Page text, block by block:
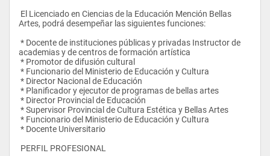
Artes, podrá desempeñar las siguientes funciones:
academias y de centros de formación artística
* Promotor de difusión cultural
* Funcionario del Ministerio de Educación y Cultura
* Director Nacional de Educación
* Planificador y ejecutor de programas de bellas artes
* Director Provincial de Educación
* Supervisor Provincial de Cultura Estética y Bellas Artes
* Funcionario del Ministerio de Educación y Cultura
* Docente Universitario
PERFIL PROFESIONAL